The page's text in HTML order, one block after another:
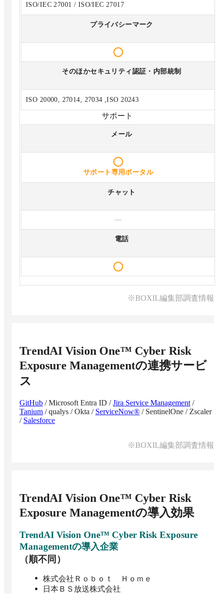
ISO/IEC 27001 / ISO/IEC 27017
プライバシーマーク
そのほかセキュリティ認証・内部統制
ISO 20000, 27014, 27034 ,ISO 20243
サポート
メール
サポート専用ポータル
チャット
—
電話
※BOXIL編集部調査情報
TrendAI Vision One™ Cyber Risk
Exposure Managementの連携サービ
ス
GitHub /Microsoft Entra ID /Jira Service Management /
Tanium /qualys /Okta / ServiceNow® / SentinelOne / Zscaler
/ Salesforce
※BOXIL編集部調査情報
TrendAI Vision One™ Cyber Risk
Exposure Managementの導入効果
TrendAI Vision One™ Cyber Risk Exposure
Managementの導入企業
（順不同）
株式会社Ｒｏｂｏｔ Ｈｏｍｅ
日本ＢＳ放送株式会社